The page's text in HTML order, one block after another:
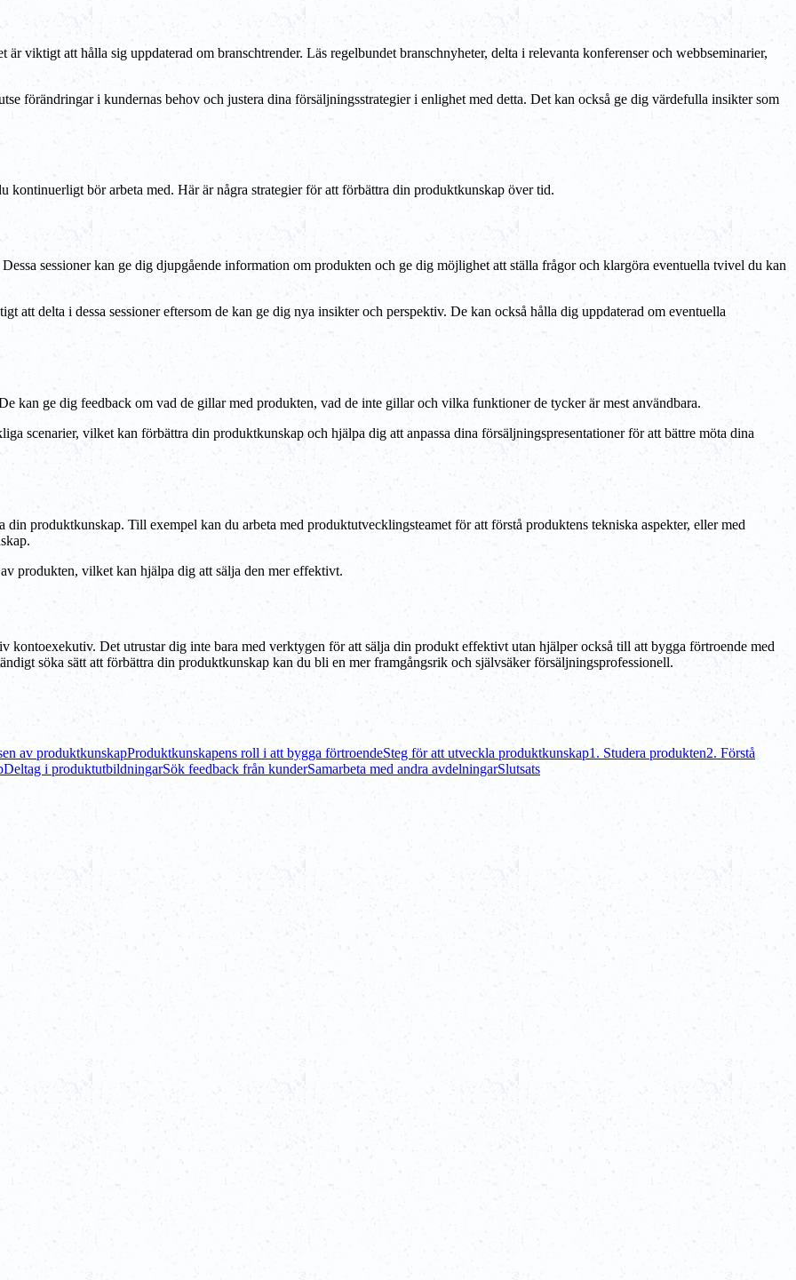
viktigt att hålla sig uppdaterad om branschtrender. Läs regelbundet branschnyheter, delta i relevanta konferenser och webbseminarier,
förändringar i kundernas behov och justera dina försäljningsstrategier i enlighet med detta. Det kan också ge dig värdefulla insikter som
kontinuerligt bör arbeta med. Här är några strategier för att förbättra din produktkunskap över tid.
sessioner kan ge dig djupgående information om produkten och ge dig möjlighet att ställa frågor och klargöra eventuella tvivel du kan
att delta i dessa sessioner eftersom de kan ge dig nya insikter och perspektiv. De kan också hålla dig uppdaterad om eventuella
kan ge dig feedback om vad de gillar med produkten, vad de inte gillar och vilka funktioner de tycker är mest användbara.
scenarier, vilket kan förbättra din produktkunskap och hjälpa dig att anpassa dina försäljningspresentationer för att bättre möta dina
produktkunskap. Till exempel kan du arbeta med produktutvecklingsteamet för att förstå produktens tekniska aspekter, eller med
produkten, vilket kan hjälpa dig att sälja den mer effektivt.
kontoexekutiv. Det utrustar dig inte bara med verktygen för att sälja din produkt effektivt utan hjälper också till att bygga förtroende med
söka sätt att förbättra din produktkunskap kan du bli en mer framgångsrik och självsäker försäljningsprofessionell.
av produktkunskapProduktkunskapens roll i att bygga förtroendeSteg för att utveckla produktkunskap1. Studera produkten2. Förstå
Deltag i produktutbildningarSök feedback från kunderSamarbeta med andra avdelningarSlutsats